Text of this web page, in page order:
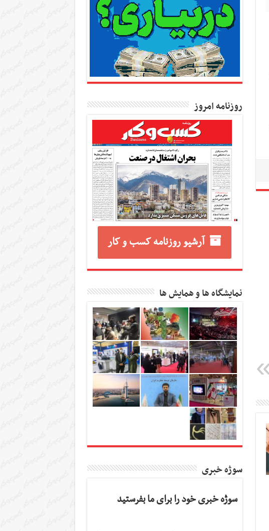
روزنامه امروز
آرشیو روزنامه کسب و کار
نمایشگاه ها و همایش ها
سوژه خبری
سوژه خبری خود را برای ما بفرستید